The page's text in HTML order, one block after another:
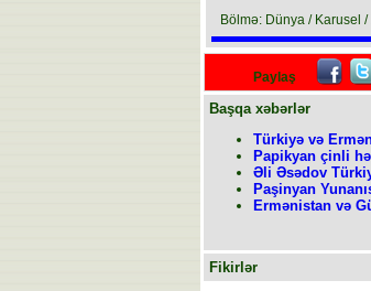
Bölmə: Dünya / Karusel
Paylaş
Başqa xəbərlər
Türkiyə və
Papikyan çinli
Əli Əsədov
Paşinyan
Ermənistan və
Fikirlər